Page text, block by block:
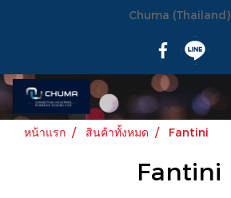
Chuma (Thailand)
หน้าแรก สินค้าทั้งหมด Fantini
Fantini